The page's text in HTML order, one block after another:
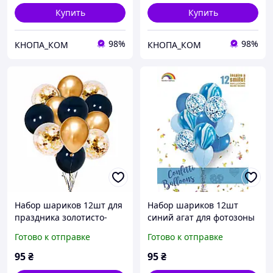
Купить
КНОПА_КОМ 98%
Купить
КНОПА_КОМ 98%
Набор шариков 12шт для
праздника золотисто-
Готово к отправке
95₴
Набор шариков 12шт
синий агат для фотозоны
Готово к отправке
95₴